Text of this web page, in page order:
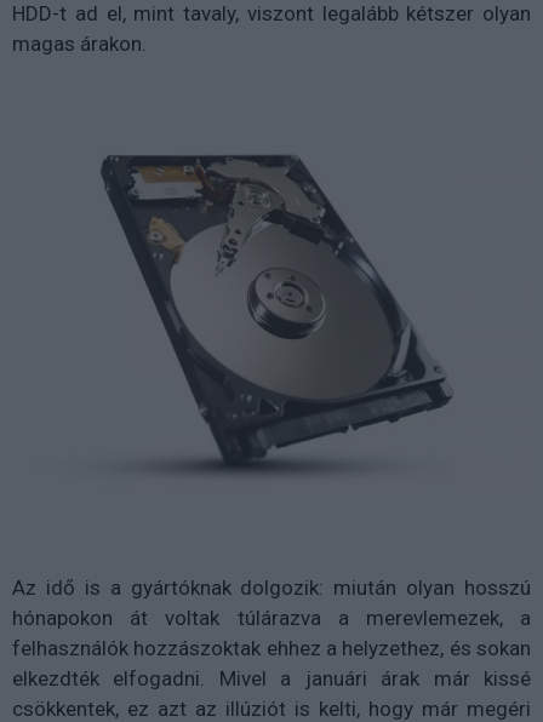
HDD-t ad el, mint tavaly, viszont legalább kétszer olyan
magas árakon.
Az idő is a gyártóknak dolgozik: miután olyan hosszú
hónapokon át voltak túlárazva a merevlemezek, a
felhasználók hozzászoktak ehhez a helyzethez, és sokan
elkezdték elfogadni. Mivel a januári árak már kissé
csökkentek, ez azt az illúziót is kelti, hogy már megéri